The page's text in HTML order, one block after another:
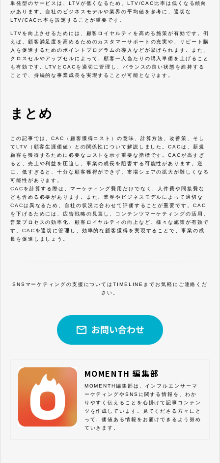
単発型のサービスは、LTVが低くなるため、LTV/CAC比率は低くなる傾向
があります。自社のビジネスモデルや業界の平均値を参考に、適切な
LTV/CAC比率を設定することが重要です。
LTVを向上させるためには、顧客ロイヤルティを高める施策が有効です。例
えば、顧客満足度を高めるためのカスタマーサポートの充実や、リピート購
入を促進するためのポイントプログラムの導入などが挙げられます。また、
クロスセルやアップセルによって、顧客一人当たりの購入単価を上げること
も有効です。LTVとCACを適切に管理し、バランスの良い状態を維持する
ことで、持続的な事業成長を実現することが可能となります。
まとめ
この記事では、CAC（顧客獲得コスト）の意味、計算方法、改善策、そし
てLTV（顧客生涯価値）との関係性について解説しました。CACは、新規
顧客を獲得するために必要なコストを示す重要な指標です。CACが高すぎ
ると、売上や利益を圧迫し、事業の成長を阻害する可能性があります。逆
に、低すぎると、十分な顧客獲得ができず、市場シェアの拡大が難しくなる
可能性があります。
CACを計算する際は、マーケティング費用だけでなく、人件費や間接費な
ども含める必要があります。また、業界やビジネスモデルによって適切な
CACは異なるため、自社の状況に合わせて評価することが重要です。CAC
を下げるためには、広告戦略の見直し、コンテンツマーケティングの活用、
営業プロセスの効率化、顧客ロイヤルティの向上など、様々な施策が有効で
す。CACを適切に管理し、効率的な顧客獲得を実現することで、事業の成
長を促進しましょう。
SNSマーケティングの支援についてはTIMELINEまでお気軽にご連絡くだ
さい。
MOMENTH 編集部
MOMENTH編集部は、インフルエンサーマ
ーケティングやSNSに関する情報を、わか
りやすく伝えることを心掛けて記事コンテン
ツを作成しています。見てくださる方々にと
って、価値ある情報をお届けできるよう努め
ていきます。